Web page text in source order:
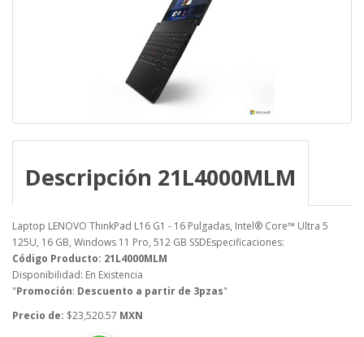
Descripción 21L4000MLM
Laptop LENOVO ThinkPad L16 G1 - 16 Pulgadas, Intel® Core™ Ultra 5
125U, 16 GB, Windows 11 Pro, 512 GB SSDEspecificaciones:
Código Producto: 21L4000MLM
Disponibilidad: En Existencia
"Promoción: Descuento a partir de 3pzas"
Precio de: $23,520.57 MXN